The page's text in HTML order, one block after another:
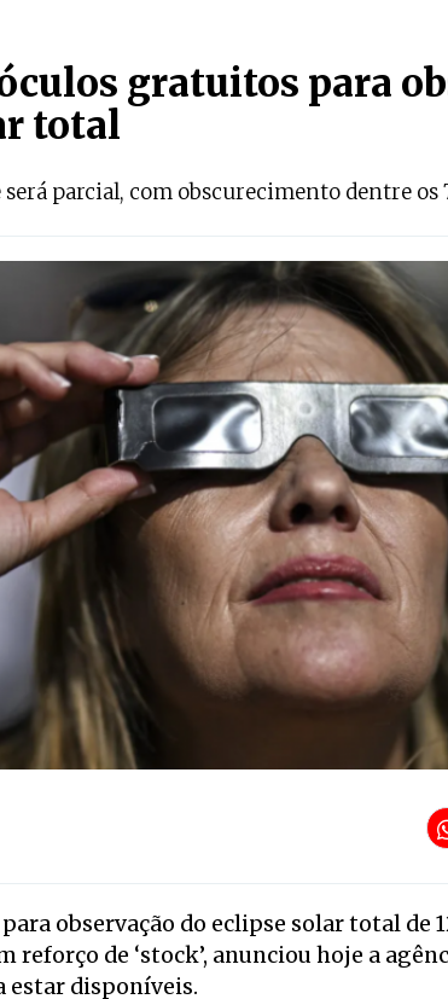
gratuitos para
total
parcial, com obscurecimento dentre os
observação do eclipse solar total de
reforço de ‘stock’, anunciou hoje a
estar disponíveis.